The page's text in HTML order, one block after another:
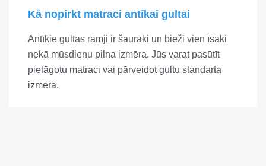
Kā nopirkt matraci antīkai gultai
Antīkie gultas rāmji ir šaurāki un bieži vien īsāki
nekā mūsdienu pilna izmēra. Jūs varat pasūtīt
pielāgotu matraci vai pārveidot gultu standarta
izmērā.